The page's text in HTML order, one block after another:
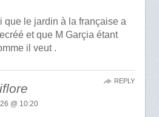
que le jardin à la française a
et que M Garçia étant
il veut .
@ 10:20
REPLY